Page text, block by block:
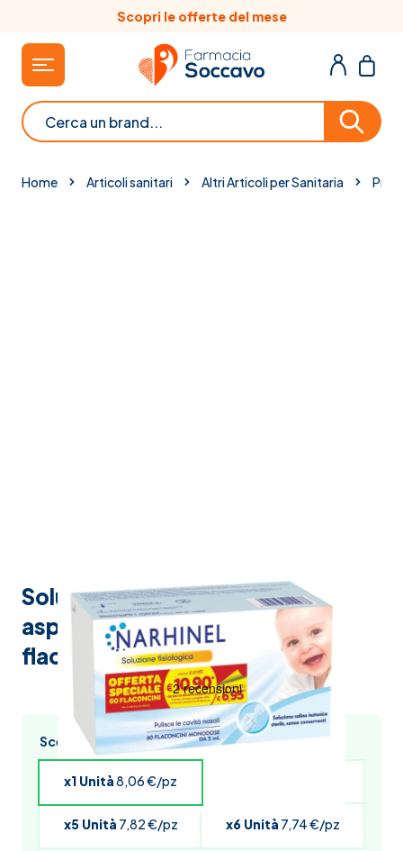
Salta al contenutoScopri le offerte del mese
Cerca
Home Articoli sanitari Altri Articoli per Sanitaria
Soluzione fisiologica per
aspiratore nasale narhinel 60
flaconcini da 5 ml
Scegli l’acquisto multiplo e risparmia
x1 Unità8,06 €/pz
x5 Unità 7,82 €/pz x6 Unità 7,74 €/pz